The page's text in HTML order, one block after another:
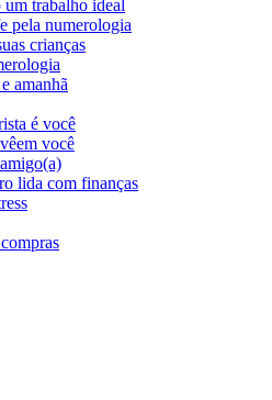
um trabalho ideal
pela numerologia
crianças
amanhã
é você
você
lida com finanças